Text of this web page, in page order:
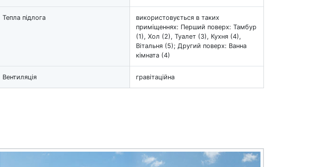
Тепла підлога
використовується в таких
приміщеннях: Перший поверх: Тамбур
(1), Хол (2), Туалет (3), Кухня (4),
Вітальня (5); Другий поверх: Ванна
кімната (4)
Вентиляція гравітаційна